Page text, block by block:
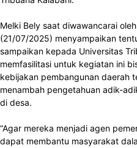
Melki Bely saat diwawancarai
(21/07/2025) menyampaikan
sampaikan kepada Universitas
memfasilitasi untuk kegiatan ini
kebijakan pembangunan daerah
menambah pengetahuan adik-
di desa.
“Agar mereka menjadi agen
dapat membantu masyarakat